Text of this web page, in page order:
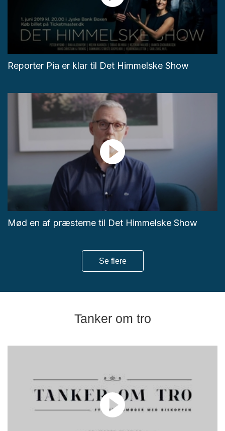
Reporter Pia er klar til Det Himmelske Show
Mød en af præsterne til Det Himmelske Show
Se flere
Tanker om tro